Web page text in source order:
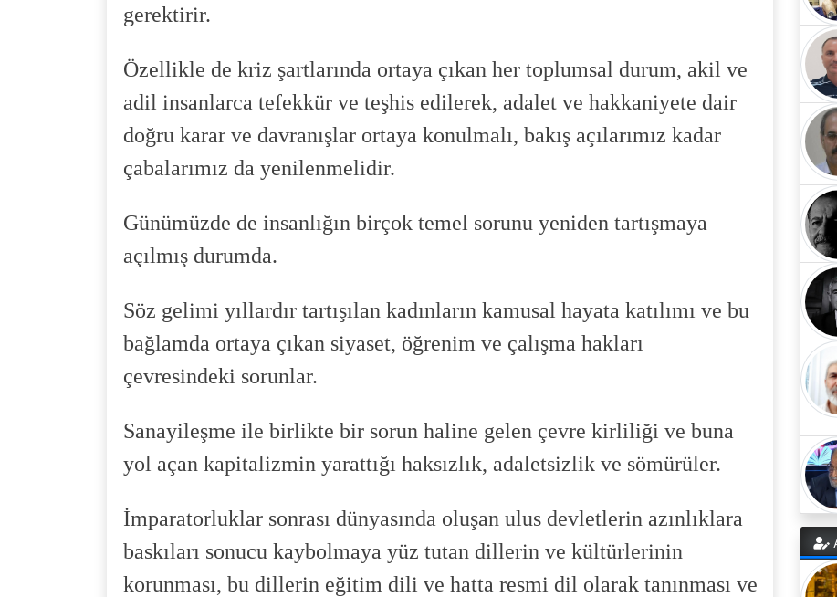
gerektirir.
Özellikle de kriz şartlarında ortaya çıkan her toplumsal durum, akil ve
adil insanlarca tefekkür ve teşhis edilerek, adalet ve hakkaniyete dair
doğru karar ve davranışlar ortaya konulmalı, bakış açılarımız kadar
çabalarımız da yenilenmelidir.
Günümüzde de insanlığın birçok temel sorunu yeniden tartışmaya
açılmış durumda.
Söz gelimi yıllardır tartışılan kadınların kamusal hayata katılımı ve bu
bağlamda ortaya çıkan siyaset, öğrenim ve çalışma hakları
çevresindeki sorunlar.
Sanayileşme ile birlikte bir sorun haline gelen çevre kirliliği ve buna
yol açan kapitalizmin yarattığı haksızlık, adaletsizlik ve sömürüler.
İmparatorluklar sonrası dünyasında oluşan ulus devletlerin azınlıklara
baskıları sonucu kaybolmaya yüz tutan dillerin ve kültürlerinin
korunması, bu dillerin eğitim dili ve hatta resmi dil olarak tanınması ve